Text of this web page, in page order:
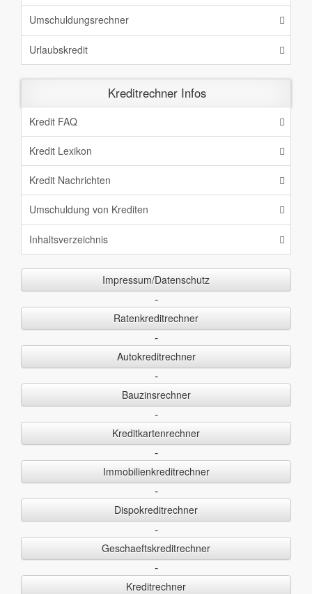
Umschuldungsrechner
Urlaubskredit
Kreditrechner Infos
Kredit FAQ
Kredit Lexikon
Kredit Nachrichten
Umschuldung von Krediten
Inhaltsverzeichnis
Impressum/Datenschutz
-
Ratenkreditrechner
-
Autokreditrechner
-
Bauzinsrechner
-
Kreditkartenrechner
-
Immobilienkreditrechner
-
Dispokreditrechner
-
Geschaeftskreditrechner
-
Kreditrechner